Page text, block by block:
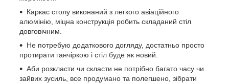
Каркас столу виконаний з легкого авіаційного
алюмінію, міцна конструкція робить складаний стіл
довговічним.
Не потребую додаткового догляду, достатньо просто
протирати ганчіркою і стіл буде як новий.
Аби розкласти чи скласти не потрібно багато часу чи
зайвих зусиль, все продумано та полегшено, зібрати